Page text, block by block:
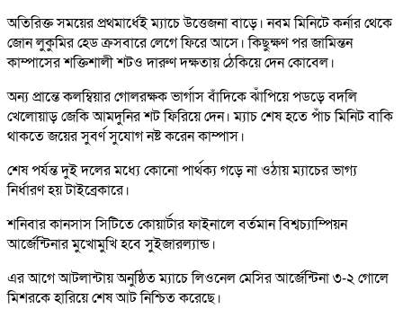
অতিরিক্ত সময়ের প্রথমার্ধেই ম্যাচে উত্তেজনা বাড়ে। নবম মিনিটে কর্নার থেকে
জোন লুকুমির হেড ক্রসবারে লেগে ফিরে আসে। কিছুক্ষণ পর জামিন্তন
কাম্পাসের শক্তিশালী শটও দারুণ দক্ষতায় ঠেকিয়ে দেন কোবেল।
অন্য প্রান্তে কলম্বিয়ার গোলরক্ষক ভার্গাস বাঁদিকে ঝাঁপিয়ে পডড়ে বদলি
খেলোয়াড় জেকি আমদুনির শট ফিরিয়ে দেন। ম্যাচ শেষ হতে পাঁচ মিনিট বাকি
থাকতে জয়ের সুবর্ণ সুযোগ নষ্ট করেন কাম্পাস।
শেষ পর্যন্ত দুই দলের মধ্যে কোনো পার্থক্য গড়ে না ওঠায় ম্যাচের ভাগ্য
নির্ধারণ হয় টাইব্রেকারে।
শনিবার কানসাস সিটিতে কোয়ার্টার ফাইনালে বর্তমান বিশ্বচ্যাম্পিয়ন
আর্জেন্টিনার মুখোমুখি হবে সুইজারল্যান্ড।
এর আগে আটলান্টায় অনুষ্ঠিত ম্যাচে লিওনেল মেসির আর্জেন্টিনা ৩-২ গোলে
মিশরকে হারিয়ে শেষ আট নিশ্চিত করেছে।